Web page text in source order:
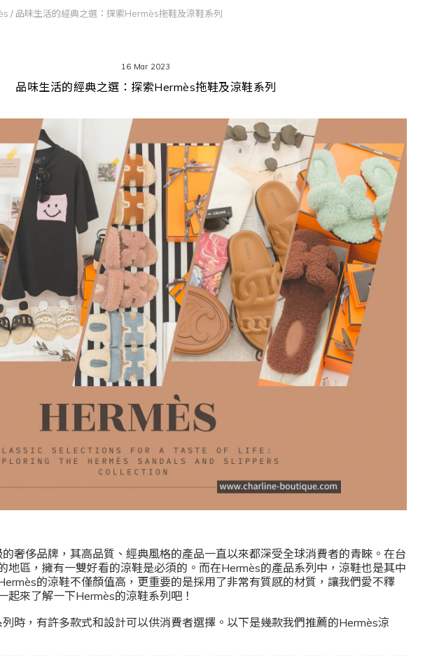
/ 品味生活的經典之選：探索Hermès拖鞋及涼鞋系列
16 Mar 2023
品味生活的經典之選：探索Hermès拖鞋及涼鞋系列
奢侈品牌，其高品質、經典風格的產品一直以來都深受全球消費者的青睞。在台
地區，擁有一雙好看的涼鞋是必須的。而在Hermès的產品系列中，涼鞋也是其中
的涼鞋不僅顏值高，更重要的是採用了非常有質感的材質，讓我們愛不釋
起來了解一下Hermès的涼鞋系列吧！
時，有許多款式和設計可以供消費者選擇。以下是幾款我們推薦的Hermès涼